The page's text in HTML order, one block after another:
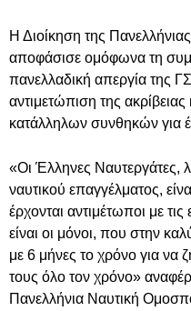
Η Διοίκηση της
αποφάσισε ομόφωνα τη
πανελλαδική απεργία της
αντιμετώπιση της
κατάλληλων συνθηκών για
«Οι Έλληνες Ναυτεργάτες,
ναυτικού επαγγέλματος,
έρχονται αντιμέτωποι με τις
είναι οι μόνοι, που στην
με 6 μήνες το χρόνο για να
τους όλο τον χρόνο»
Πανελλήνια Ναυτική